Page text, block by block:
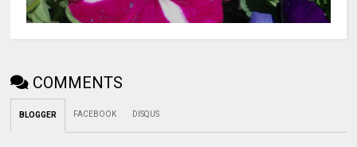
COMMENTS
BLOGGER FACEBOOK DISQUS